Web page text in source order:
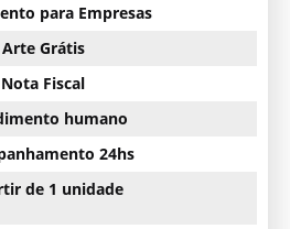
para Empresas
Arte Grátis
Nota Fiscal
humano
24hs
de 1 unidade